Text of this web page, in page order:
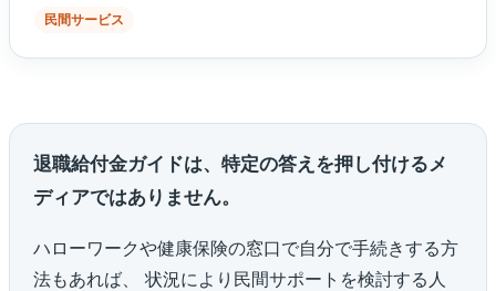
民間サービス
退職給付金ガイドは、特定の答えを押し付けるメ
ディアではありません。
ハローワークや健康保険の窓口で自分で手続きする方
法もあれば、 状況により民間サポートを検討する人